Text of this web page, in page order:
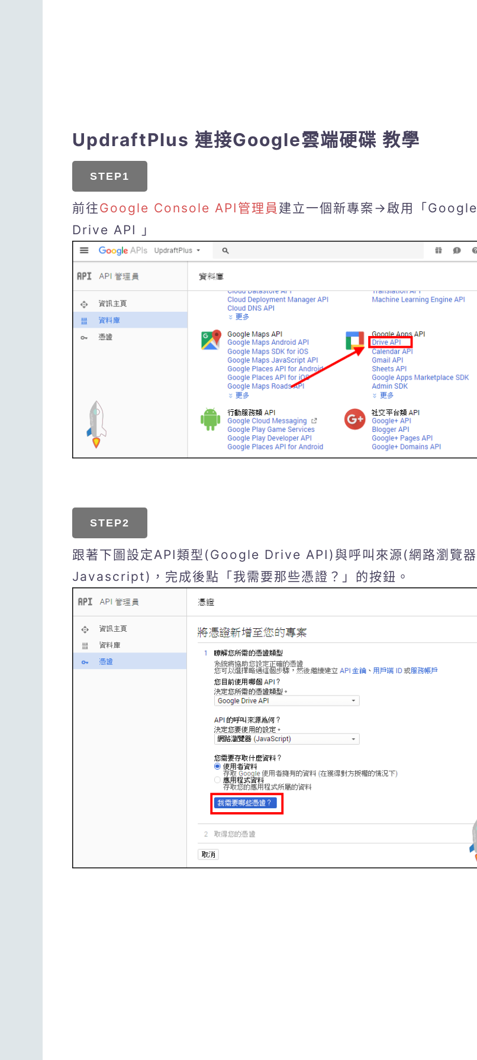
UpdraftPlus 連接Google雲端硬碟 教學
STEP1
前往Google Console API管理員 建立一個新專案→啟用「Google
Drive API 」
STEP2
跟著下圖設定API類型(Google Drive API)與呼叫來源(網路瀏覽器
Javascript)，完成後點「我需要那些憑證？」的按鈕。